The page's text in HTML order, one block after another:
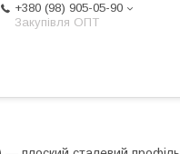
+380 (98) 905-05-90
Закупівля ОПТ